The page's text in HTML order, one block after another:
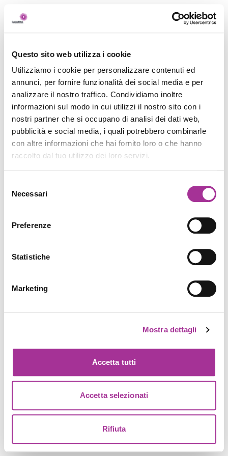
Questo sito web utilizza i cookie
Utilizziamo i cookie per personalizzare contenuti ed
annunci, per fornire funzionalità dei social media e per
analizzare il nostro traffico. Condividiamo inoltre
informazioni sul modo in cui utilizzi il nostro sito con i
nostri partner che si occupano di analisi dei dati web,
pubblicità e social media, i quali potrebbero combinarle
con altre informazioni che hai fornito loro o che hanno
raccolto dal tuo utilizzo dei loro servizi.
delNecessari
Preferenze
Statistiche
Marketing
Mostra dettagli
Accetta tutti
Accetta selezionati
Rifiuta